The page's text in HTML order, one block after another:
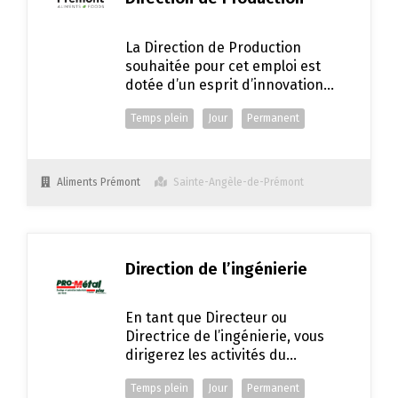
La Direction de Production
souhaitée pour cet emploi est
dotée d’un esprit d’innovation
d’analyse et est toujours
Temps plein Jour Permanent
Aliments Prémont Sainte-Angèle-de-Prémont
Direction de l’ingénierie
En tant que Directeur ou
Directrice de l’ingénierie, vous
dirigerez les activités du
gestion de l’équipe.
Temps plein Jour Permanent